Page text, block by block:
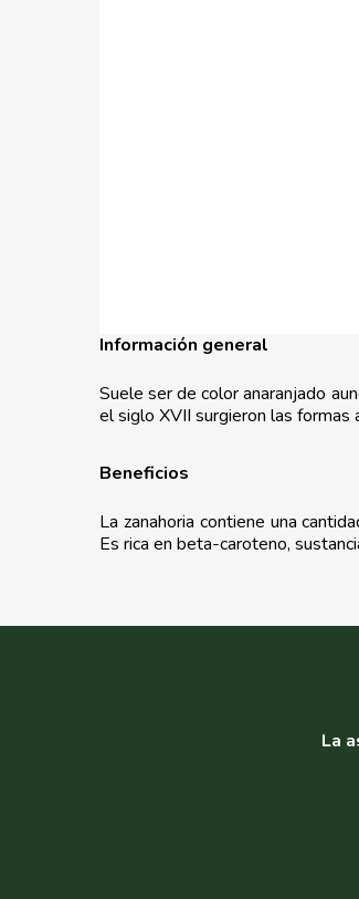
Información general
Suele ser de color anaranjado
el siglo XVII surgieron las formas
Beneficios
La zanahoria contiene una
Es rica en beta-caroteno,
La